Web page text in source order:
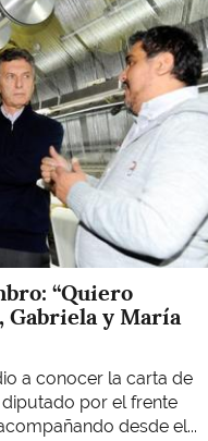
“Quiero
Gabriela y María
a conocer la carta de
por el frente
desde el...